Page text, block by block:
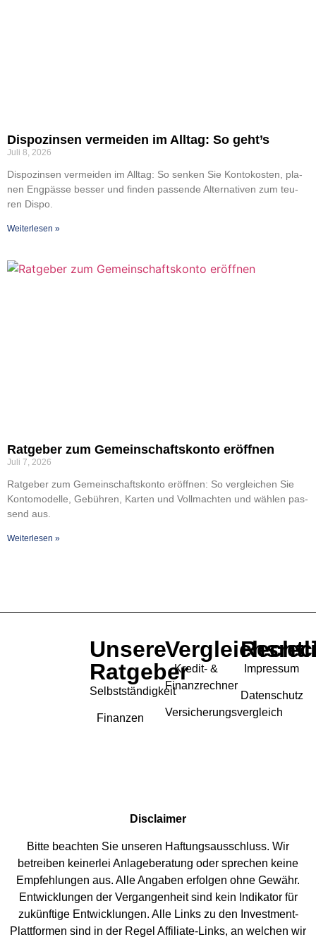
Dis­po­zin­sen ver­mei­den im All­tag: So geht’s
Juli 8, 2026
Dis­po­zin­sen ver­mei­den im All­tag: So sen­ken Sie Kon­to­kos­ten, pla­
nen Eng­päs­se bes­ser und fin­den pas­sen­de Alter­na­ti­ven zum teu­
ren Dis­po.
Wei­ter­le­sen »
Rat­ge­ber zum Gemein­schafts­kon­to eröff­nen
Juli 7, 2026
Rat­ge­ber zum Gemein­schafts­kon­to eröff­nen: So ver­glei­chen Sie
Kon­to­mo­del­le, Gebüh­ren, Kar­ten und Voll­mach­ten und wäh­len pas­
send aus.
Wei­ter­le­sen »
Unsere
Ratgeber
Selbstständigkeit
Finanzen
Kredit- &
Finanzrechner
Versicherungsvergleich
Impressum
Datenschutz
Disclaimer
Bitte beachten Sie unseren Haftungsausschluss. Wir
betreiben keinerlei Anlageberatung oder sprechen keine
Empfehlungen aus. Alle Angaben erfolgen ohne Gewähr.
Entwicklungen der Vergangenheit sind kein Indikator für
zukünftige Entwicklungen. Alle Links zu den Investment-
Plattformen sind in der Regel Affiliate-Links, an welchen wir